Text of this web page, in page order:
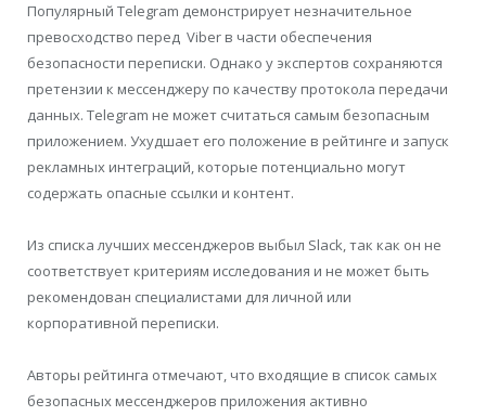
Популярный Telegram демонстрирует незначительное
превосходство перед Viber в части обеспечения
безопасности переписки. Однако у экспертов сохраняются
претензии к мессенджеру по качеству протокола передачи
данных. Telegram не может считаться самым безопасным
приложением. Ухудшает его положение в рейтинге и запуск
рекламных интеграций, которые потенциально могут
содержать опасные ссылки и контент.
Из списка лучших мессенджеров выбыл Slack, так как он не
соответствует критериям исследования и не может быть
рекомендован специалистами для личной или
корпоративной переписки.
Авторы рейтинга отмечают, что входящие в список самых
безопасных мессенджеров приложения активно